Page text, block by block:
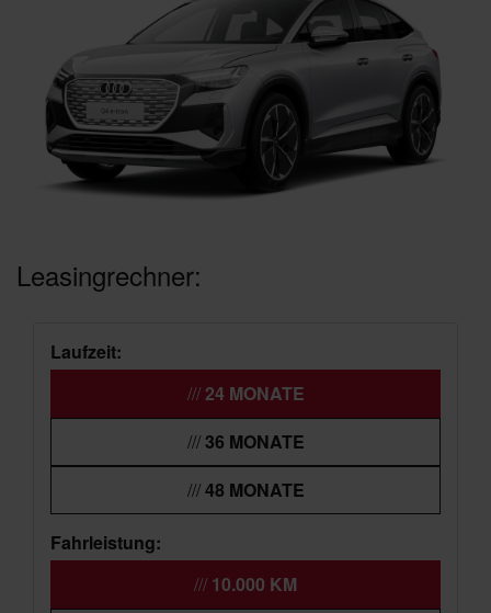
Leasingrechner:
Laufzeit:
24 MONATE
36 MONATE
48 MONATE
Fahrleistung:
10.000 KM